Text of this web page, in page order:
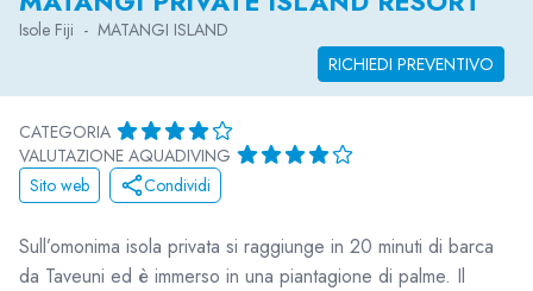
Isole Fiji - MATANGI ISLAND
RICHIEDI PREVENTIVO
CATEGORIA
VALUTAZIONE AQUADIVING
Sito web
Condividi
Sull’omonima isola privata si raggiunge in 20 minuti di barca
da Taveuni ed è immerso in una piantagione di palme. Il